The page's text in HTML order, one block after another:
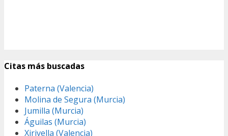
Citas más buscadas
Paterna (Valencia)
Molina de Segura (Murcia)
Jumilla (Murcia)
Águilas (Murcia)
Xirivella (Valencia)